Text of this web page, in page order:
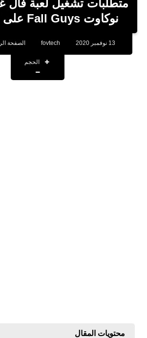
تطبيقات
متطلبات تشغيل لعبة فال
نوكاوت Fall Guys على الكمبيوتر
fovtech الصفحة
الحجم
محتويات المقال